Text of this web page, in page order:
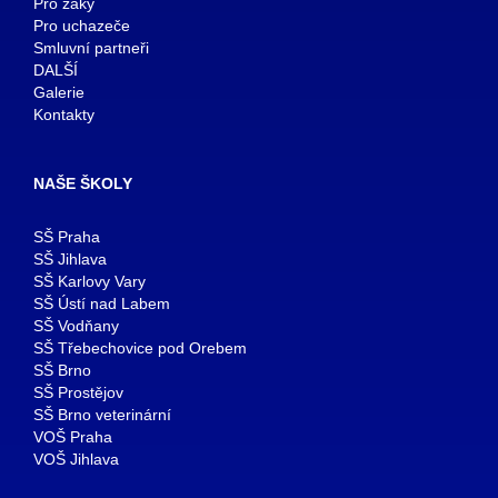
Pro uchazeče
Smluvní partneři
DALŠÍ
Galerie
Kontakty
NAŠE ŠKOLY
SŠ Praha
SŠ Jihlava
SŠ Karlovy Vary
SŠ Ústí nad Labem
SŠ Vodňany
SŠ Třebechovice pod Orebem
SŠ Brno
SŠ Prostějov
SŠ Brno veterinární
VOŠ Praha
VOŠ Jihlava